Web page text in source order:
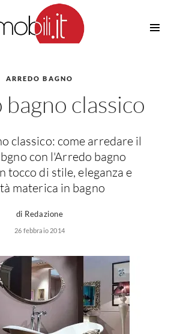
Irrigazione
Casette in Legno
Ombrelloni
Pergole
Giardinaggio
Lampadari
Faretti
Applique
Plafoniere
ARREDO BAGNO
classico
classico: come arredare il
con l'Arredo bagno
tocco di stile, eleganza e
materica in bagno
di Redazione
26 febbraio 2014